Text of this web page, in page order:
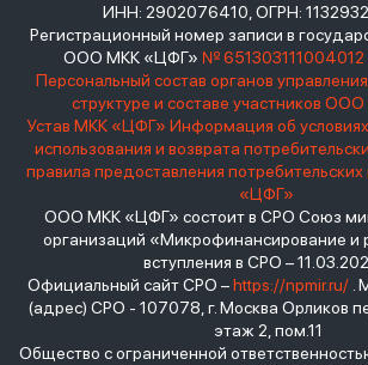
ИНН: 2902076410, ОГРН:
Регистрационный номер записи в
ООО МКК «ЦФГ» № 651303111004012
Персональный состав органов
структуре и составе участников
Устав МКК «ЦФГ» Информация об
использования и возврата
правила предоставления
«ЦФГ»
ООО МКК «ЦФГ» состоит в СРО Союз
организаций «Микрофинансирование и
вступления в СРО –
Официальный сайт СРО –https://npmir.ru/.
(адрес) СРО - 107078, г. Москва Орликов
этаж 2, пом.11
Общество с ограниченной